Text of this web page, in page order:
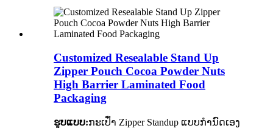
Customized Resealable Stand Up
Zipper Pouch Cocoa Powder Nuts
High Barrier Laminated Food
Packaging
ຮູບແບບ:ກະເປົ໋າ Zipper Standup ແບບກຳນົດເອງ